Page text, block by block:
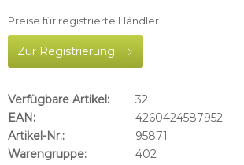
Preise für registrierte Händler
Zur Registrierung
Verfügbare Artikel:
32
EAN:
4260424587952
Artikel-Nr.:
95871
Warengruppe:
402